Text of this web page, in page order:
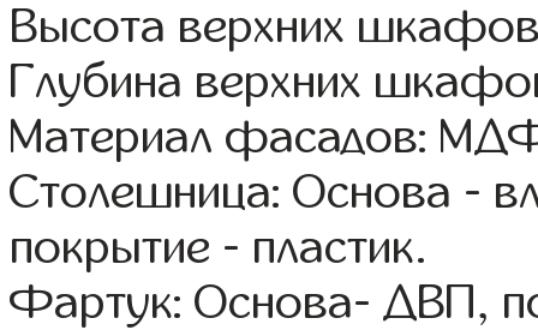
Высота верхних
Глубина верхних
Материал фасадов:
Столешница: Основа -
покрытие - пластик.
Фартук: Основа- ДВП,